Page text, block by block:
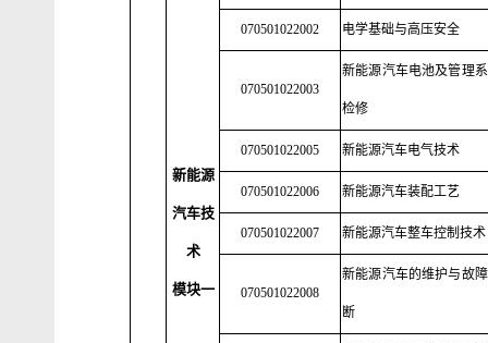
新能源
汽车技
术
模块一
070501022002 电学基础与高压安全
070501022003
新能源汽车电池及管理
检修
070501022005 新能源汽车电气技术
070501022006 新能源汽车装配工艺
070501022007 新能源汽车整车控制技术
070501022008
新能源汽车的维护与故
断